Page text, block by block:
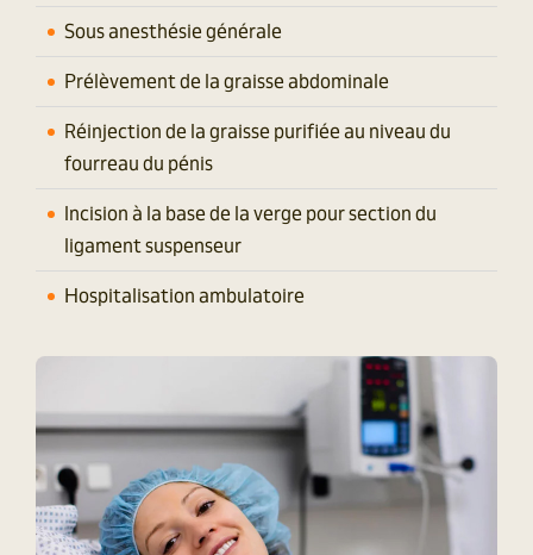
Sous anesthésie générale
Prélèvement de la graisse abdominale
Réinjection de la graisse purifiée au niveau du
fourreau du pénis
Incision à la base de la verge pour section du
ligament suspenseur
Hospitalisation ambulatoire